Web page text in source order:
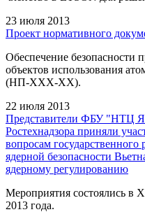
23 июля 2013
Проект нормативного
Обеспечение безопасности
объектов использования
(НП-ХХХ-ХХ).
22 июля 2013
Представители ФБУ "НТЦ
Ростехнадзора приняли
вопросам
ядерной безопасности
ядерному регулированию
Мероприятия состоялись в
2013 года.